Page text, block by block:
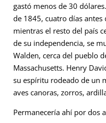
gastó menos de 30
de 1845, cuatro días
mientras el resto del país
de su independencia, se
Walden, cerca del pueblo
Massachusetts. Henry
su espíritu rodeado de un
aves canoras, zorros,
Permanecería ahí por dos